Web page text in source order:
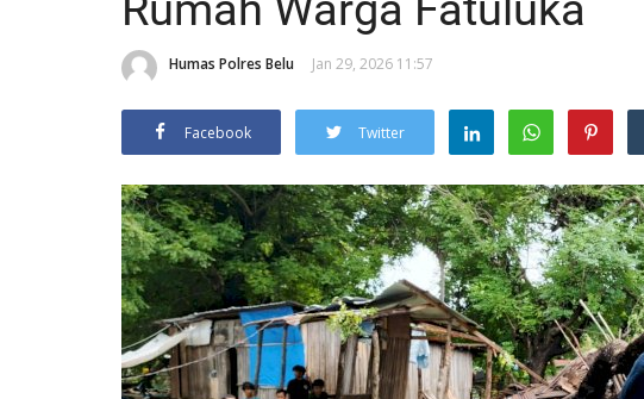
Humas Polres Belu Jan 29, 2026 11:57
Facebook Twitter